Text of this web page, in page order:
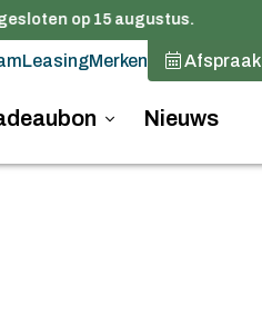
op 15 augustus.
LeasingMerken Afspraak
Nieuws